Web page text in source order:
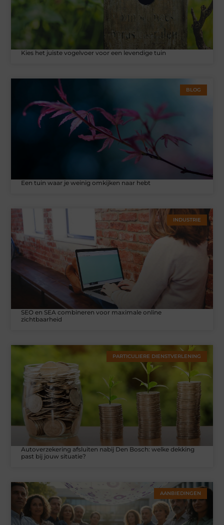
Kies het juiste vogelvoer voor een levendige tuin
BLOG
Een tuin waar je weinig omkijken naar hebt
INDUSTRIE
SEO en SEA combineren voor maximale online
zichtbaarheid
PARTICULIERE DIENSTVERLENING
Autoverzekering afsluiten nabij Den Bosch: welke dekking
past bij jouw situatie?
AANBIEDINGEN